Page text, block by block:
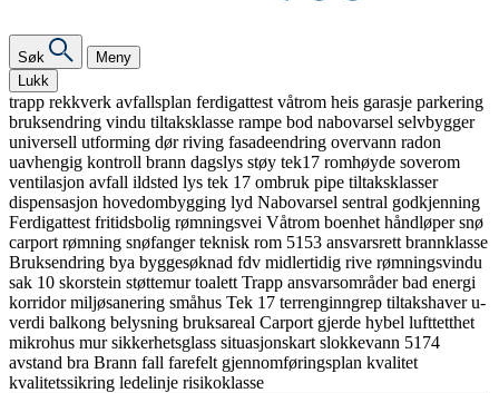
Søk
Meny
Lukk
trapp rekkverk avfallsplan ferdigattest våtrom heis garasje parkering
bruksendring vindu tiltaksklasse rampe bod nabovarsel selvbygger
universell utforming dørriving fasadeendring overvann radon
uavhengig kontroll brann dagslys støy tek17 romhøyde soverom
ventilasjon avfall ildsted lys tek 17 ombruk pipe tiltaksklasser
dispensasjon hovedombygging lyd Nabovarsel sentral godkjenning
Ferdigattest fritidsbolig rømningsvei Våtrom boenhet håndløpersnø
carport rømning snøfangerteknisk rom 5153 ansvarsrett brannklasse
Bruksendring bya byggesøknad fdv midlertidig rive rømningsvindu
sak 10 skorstein støttemurtoalett Trapp ansvarsområderbad energi
korridormiljøsanering småhus Tek 17 terrenginngrep tiltakshaveru-
verdi balkong belysning bruksareal Carport gjerde hybel lufttetthet
mikrohus mursikkerhetsglass situasjonskart slokkevann 5174
avstand bra Brann fall farefelt gjennomføringsplan kvalitet
kvalitetssikring ledelinje risikoklasse